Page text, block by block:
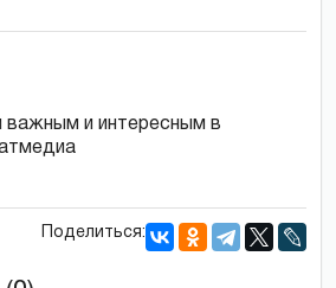
и интересным в
Поделиться: